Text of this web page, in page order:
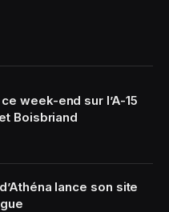
week-end sur l’A-15
Boisbriand
lance son site